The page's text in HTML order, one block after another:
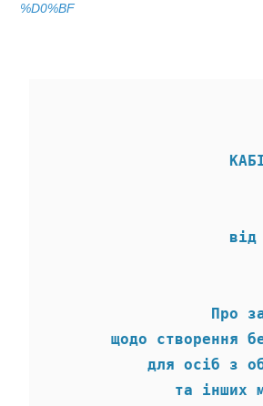
%D0%BF
Про
щодо створення
для осіб з
та інших